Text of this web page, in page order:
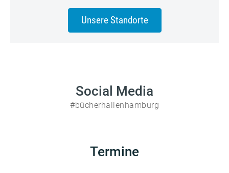
Unsere Standorte
Social Media
#bücherhallenhamburg
Termine